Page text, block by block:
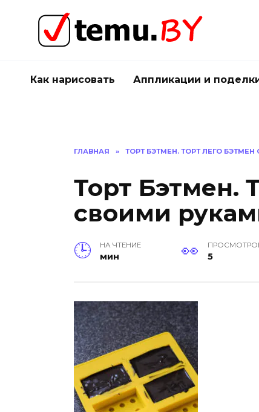
содержанию
Как нарисовать Аппликации и
ГЛАВНАЯ » ТОРТ БЭТМЕН. ТОРТ ЛЕГО
Торт Бэтмен.
своими
НА ЧТЕНИЕ
мин 5